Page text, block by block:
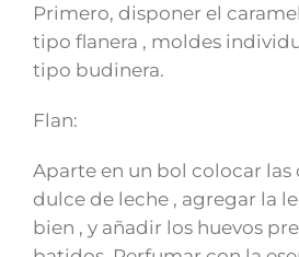
Primero, disponer el
tipo flanera , moldes
tipo budinera.
Flan:
Aparte en un bol colocar las
dulce de leche , agregar la
bien , y añadir los huevos